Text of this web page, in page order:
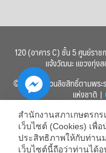
120 (อาคาร C) ชั้น 5 ศูนย์รา
แจ้งวัฒนะ แขวงทุ่ง
© 2560 สงวนลิขสิทธิ์ตามพระ
แห่งชาติ |
สำนักงานสภาเกษตรก
เว็บไซต์ (Cookies) เพื่
ประสิทธิภาพให้กับท่าน
เว็บไซต์นี้ถือว่าท่านได้